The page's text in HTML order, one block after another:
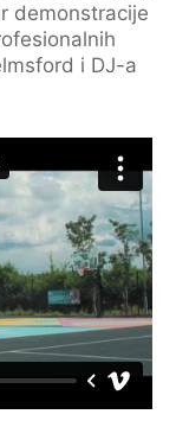
demonstracije
i DJ-a